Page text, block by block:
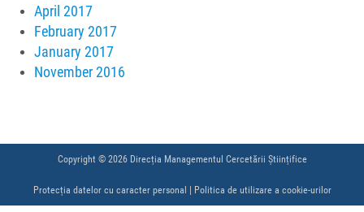
April 2017
February 2017
January 2017
November 2016
Copyright © 2026 Direcția Managementul Cercetării Științifice
Protecția datelor cu caracter personal Politica de utilizare a cookie-urilor